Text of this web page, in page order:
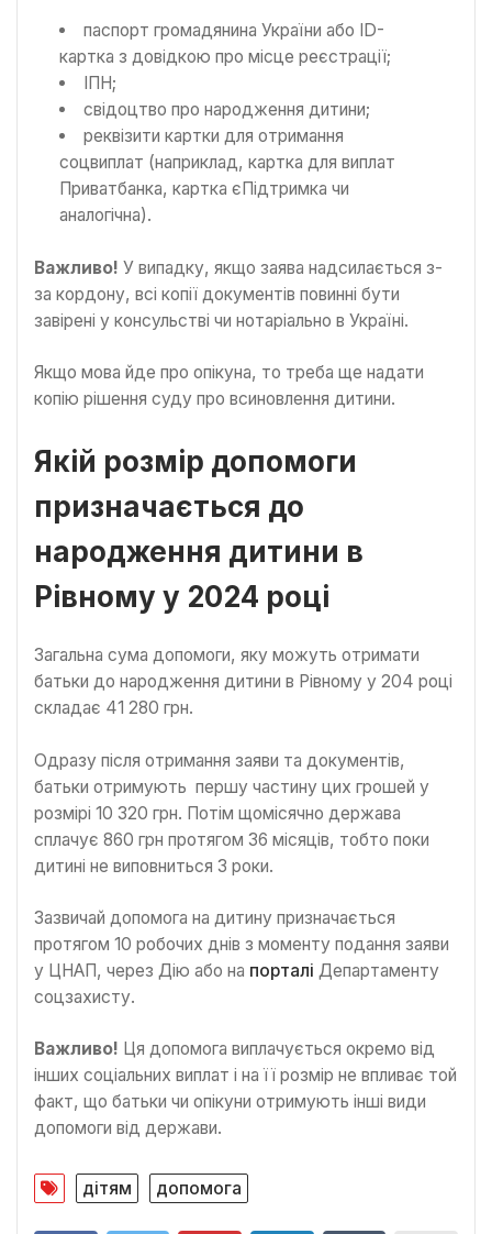
паспорт громадянина України або ID-
картка з довідкою про місце реєстрації;
ІПН;
свідоцтво про народження дитини;
реквізити картки для отримання
соцвиплат (наприклад, картка для виплат
Приватбанка, картка єПідтримка чи
аналогічна).
Важливо! У випадку, якщо заява надсилається з-
за кордону, всі копії документів повинні бути
завірені у консульстві чи нотаріально в Україні.
Якщо мова йде про опікуна, то треба ще надати
копію рішення суду про всиновлення дитини.
Якій розмір допомоги
призначається до
народження дитини в
Рівному у 2024 році
Загальна сума допомоги, яку можуть отримати
батьки до народження дитини в Рівному у 204 році
складає 41 280 грн.
Одразу після отримання заяви та документів,
батьки отримують першу частину цих грошей у
розмірі 10 320 грн. Потім щомісячно держава
сплачує 860 грн протягом 36 місяців, тобто поки
дитині не виповниться 3 роки.
Зазвичай допомога на дитину призначається
протягом 10 робочих днів з моменту подання заяви
у ЦНАП, через Дію або на порталі Департаменту
соцзахисту.
Важливо! Ця допомога виплачується окремо від
інших соціальних виплат і на її розмір не впливає той
факт, що батьки чи опікуни отримують інші види
допомоги від держави.
дітям допомога